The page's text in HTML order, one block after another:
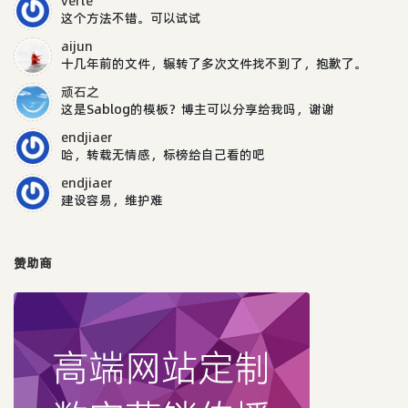
这个方法不错。可以试试
aijun
十几年前的文件，辗转了多次文件找不到了，抱歉了。
顽石之
这是Sablog的模板？博主可以分享给我吗，谢谢
endjiaer
哈，转载无情感，标榜给自己看的吧
endjiaer
建设容易，维护难
赞助商